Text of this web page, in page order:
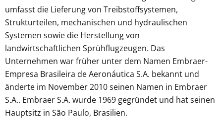
umfasst die Lieferung von Treibstoffsystemen,
Strukturteilen, mechanischen und hydraulischen
Systemen sowie die Herstellung von
landwirtschaftlichen Sprühflugzeugen. Das
Unternehmen war früher unter dem Namen Embraer-
Empresa Brasileira de Aeronáutica S.A. bekannt und
änderte im November 2010 seinen Namen in Embraer
S.A.. Embraer S.A. wurde 1969 gegründet und hat seinen
Hauptsitz in São Paulo, Brasilien.